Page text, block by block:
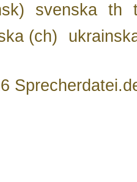
svenska th
(ch)